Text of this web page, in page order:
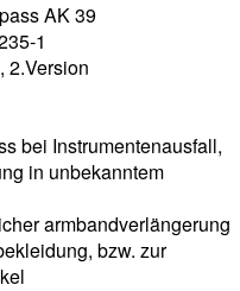
AK 39
1
2.Version
bei Instrumentenausfall,
in unbekanntem
armbandverlängerung
bzw. zur